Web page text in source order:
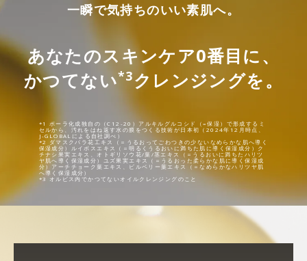
一瞬で気持ちのいい素肌へ。
あなたのスキンケア0番目に、
かつてない*3クレンジングを。
*1 ポーラ化成独自の（C12-20）アルキルグルコシド（=保湿）で形成するミ
セルから、汚れをはね返す水の膜をつくる技術が日本初（2024年12月時点、
J-GLOBALによる自社調べ）
*2 ダマスクバラ花工キス（＝うるおってごわつきの少ないなめらかな肌へ導く
保湿成分）ルイボスエキス（＝明るくうるおいに満ちた肌に導く保湿成分）ク
チナシ果実エキス、オトギリソウ花/葉/茎エキス（＝うるおいに満ちたハリツ
ヤ肌へ導く保湿成分）ユズ果実エキス（＝うるおった柔らかな肌に導く保湿成
分）アーチチョーク葉エキス、ビルベリー葉エキス（＝なめらかなハリツヤ肌
へ導く保湿成分）
*3 オルビス内でかつてないオイルクレンジングのこと